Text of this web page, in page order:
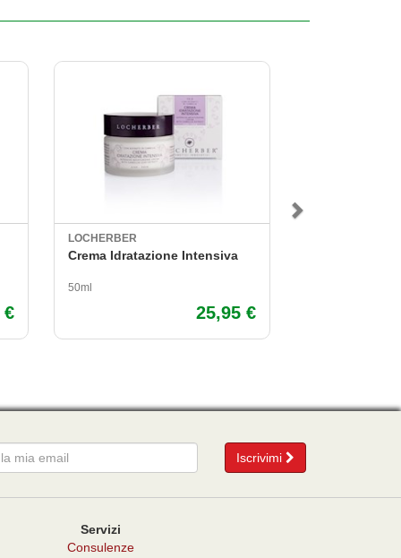
€
LOCHERBER
Crema Idratazione Intensiva
50ml
25,95 €
Iscrivimi
Servizi
Consulenze